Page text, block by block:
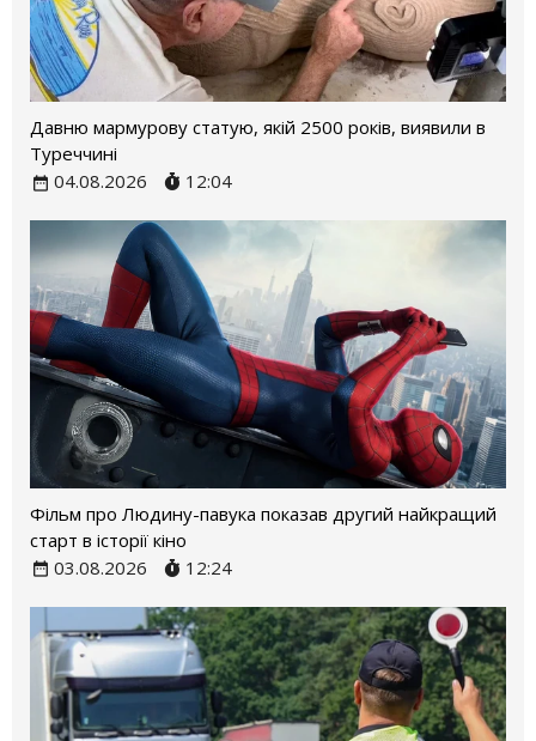
Давню мармурову статую, якій 2500 років, виявили в
Туреччині
04.08.2026
12:04
Фільм про Людину-павука показав другий найкращий
старт в історії кіно
03.08.2026
12:24